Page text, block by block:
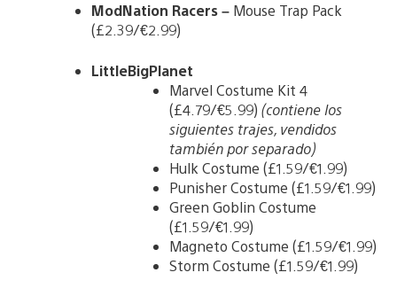
ModNation Racers – Mouse Trap Pack
(£2.39/€2.99)
LittleBigPlanet
Marvel Costume Kit 4
(£4.79/€5.99) (contiene los
siguientes trajes, vendidos
también por separado)
Hulk Costume (£1.59/€1.99)
Punisher Costume (£1.59/€1.99)
Green Goblin Costume
(£1.59/€1.99)
Magneto Costume (£1.59/€1.99)
Storm Costume (£1.59/€1.99)